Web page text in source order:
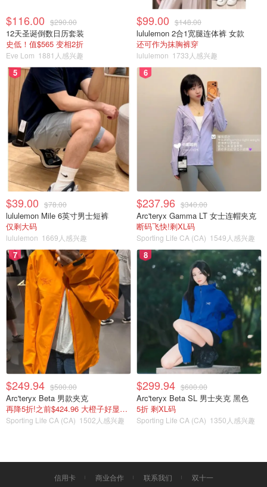
最后，在樱桃煎的上方稍微撒一点白糖即可。
图片来源@三团，版权属于原作者
❤️实验成功啦！明兰小桃同款樱桃煎轻松get!🤣
一起做起来吧～
$116.00 $290.00
12天圣诞倒数日历套装
史低！值$565 变相2折
Eve Lom 1881人感兴趣
$99.00 $148.00
lululemon 2合1宽腿连体裤 女款
还可作为抹胸裤穿
lululemon 1733人感兴趣
5
$39.00 $78.00
lululemon Mile 6英寸男士短裤
仅剩大码
lululemon 1669人感兴趣
6
$237.96 $340.00
Arc'teryx Gamma LT 女士连帽夹克
断码飞快!剩XL码
Sporting Life CA (CA) 1549人感兴趣
7
$249.94 $500.00
Arc'teryx Beta 男款夹克
再降5折!之前$424.96 大橙子好显白 蹲补
Sporting Life CA (CA) 1502人感兴趣
8
$299.94 $600.00
Arc'teryx Beta SL 男士夹克 黑色
5折 剩XL码
Sporting Life CA (CA) 1350人感兴趣
信用卡 商业合作 联系我们 双十一